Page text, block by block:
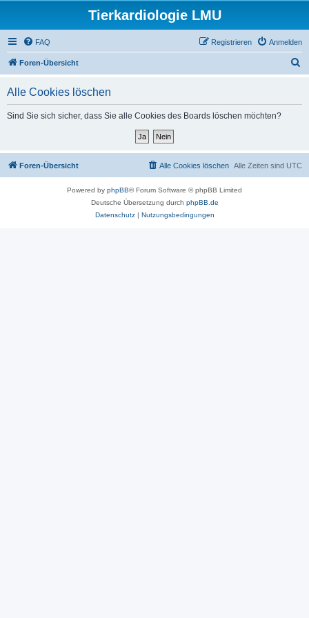
Tierkardiologie LMU
FAQ Anmelden
Registrieren
Foren-Übersicht
Alle Cookies löschen
Sind Sie sich sicher, dass Sie alle Cookies des Boards löschen möchten?
Foren-Übersicht Alle Zeiten sind UTC
Alle Cookies löschen
Powered by phpBB® Forum Software © phpBB Limited
Deutsche Übersetzung durch phpBB.de
Datenschutz| Nutzungsbedingungen